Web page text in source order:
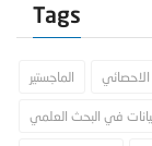
Tags
الماجستير